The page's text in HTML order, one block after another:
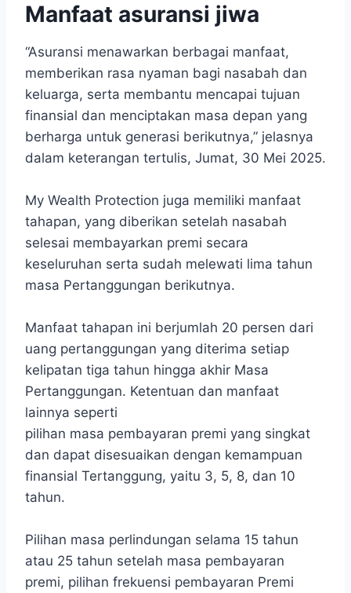
Manfaat asuransi jiwa
“Asuransi menawarkan berbagai manfaat,
memberikan rasa nyaman bagi nasabah dan
keluarga, serta membantu mencapai tujuan
finansial dan menciptakan masa depan yang
berharga untuk generasi berikutnya,” jelasnya
dalam keterangan tertulis, Jumat, 30 Mei 2025.
My Wealth Protection juga memiliki manfaat
tahapan, yang diberikan setelah nasabah
selesai membayarkan premi secara
keseluruhan serta sudah melewati lima tahun
masa Pertanggungan berikutnya.
Manfaat tahapan ini berjumlah 20 persen dari
uang pertanggungan yang diterima setiap
kelipatan tiga tahun hingga akhir Masa
Pertanggungan. Ketentuan dan manfaat
lainnya seperti
pilihan masa pembayaran premi yang singkat
dan dapat disesuaikan dengan kemampuan
finansial Tertanggung, yaitu 3, 5, 8, dan 10
tahun.
Pilihan masa perlindungan selama 15 tahun
atau 25 tahun setelah masa pembayaran
premi, pilihan frekuensi pembayaran Premi